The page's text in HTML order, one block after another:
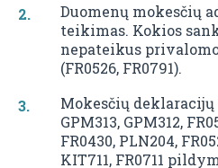
Duomenų mokesčių
teikimas. Kokios
nepateikus
(FR0526, FR0791).
Mokesčių
GPM313, GPM312,
FR0430, PLN204,
KIT711, FR0711